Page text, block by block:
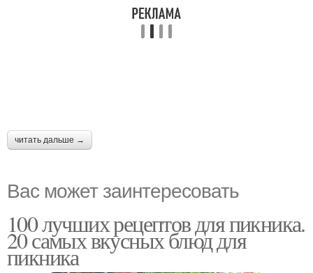
читать дальше →
Вас может заинтересовать
100 лучших рецептов для пикника.
20 самых вкусных блюд для
пикника